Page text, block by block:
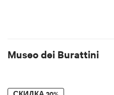
Museo dei Burattini